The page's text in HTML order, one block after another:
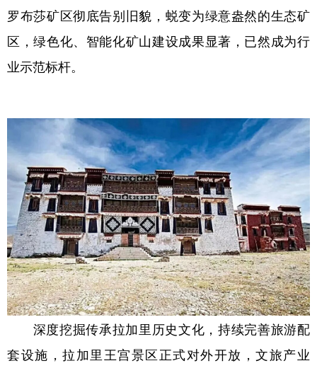
罗布莎矿区彻底告别旧貌，蜕变为绿意盎然的生态矿
区，绿色化、智能化矿山建设成果显著，已然成为行
业示范标杆。
深度挖掘传承拉加里历史文化，持续完善旅游配
套设施，拉加里王宫景区正式对外开放，文旅产业